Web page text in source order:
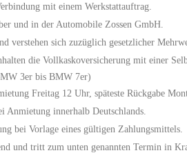
mit einem Werkstattauftrag.
und in der Automobile Zossen GmbH.
verstehen sich zuzüglich gesetzlicher
die Vollkaskoversicherung mit einer
3er bis BMW 7er)
Freitag 12 Uhr, späteste Rückgabe
innerhalb Deutschlands.
bei Vorlage eines gültigen Zahlungsmittels.
und tritt zum unten genannten Termin in